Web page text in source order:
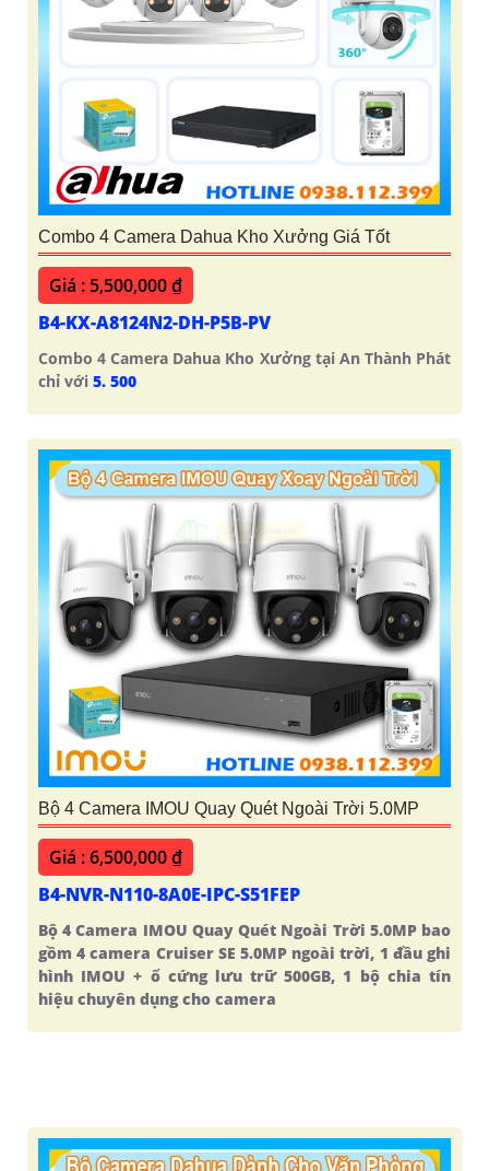
Combo 4 Camera Dahua Kho Xưởng Giá Tốt
Giá : 5,500,000 ₫
B4-KX-A8124N2-DH-P5B-PV
Combo 4 Camera Dahua Kho Xưởng tại An Thành Phát
chỉ với 5. 500
Bộ 4 Camera IMOU Quay Quét Ngoài Trời 5.0MP
Giá : 6,500,000 ₫
B4-NVR-N110-8A0E-IPC-S51FEP
Bộ 4 Camera IMOU Quay Quét Ngoài Trời 5.0MP bao
gồm 4 camera Cruiser SE 5.0MP ngoài trời, 1 đầu ghi
hình IMOU + ổ cứng lưu trữ 500GB, 1 bộ chia tín
hiệu chuyên dụng cho camera